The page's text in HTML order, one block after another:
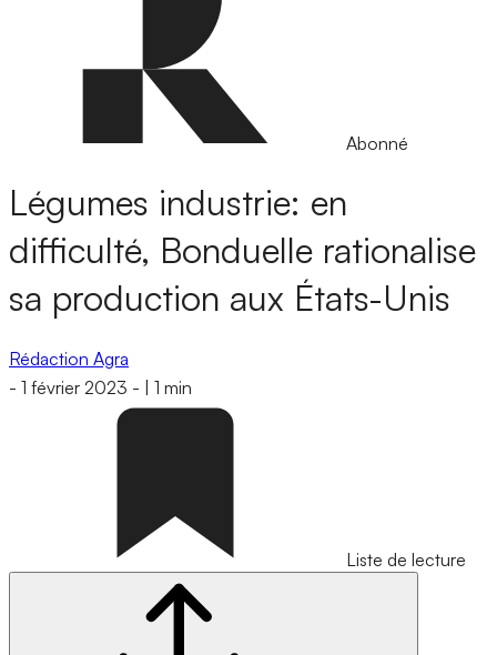
Abonné
Légumes industrie: en
difficulté, Bonduelle rationalise
sa production aux États-Unis
Rédaction Agra
- 1 février 2023 - 1 min
Liste de lecture